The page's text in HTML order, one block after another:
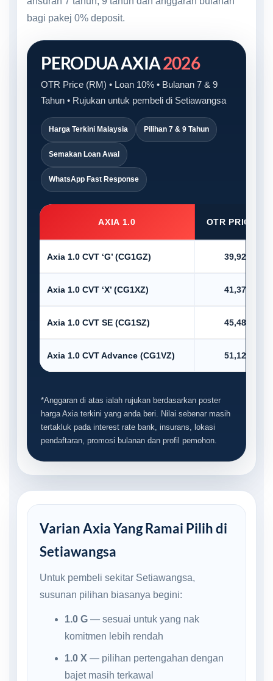
bagi pakej 0% deposit.
PERODUA AXIA2026
OTR Price (RM) • Loan 10% • Bulanan 7 & 9
Tahun • Rujukan untuk pembeli di Setiawangsa
Harga Terkini Malaysia Pilihan 7 & 9 Tahun
Semakan Loan Awal
WhatsApp Fast Response
AXIA 1.0 OTR PRICE
Axia 1.0 CVT ‘G’ (CG1GZ) 39,920.00
Axia 1.0 CVT ‘X’ (CG1XZ) 41,375.00
Axia 1.0 CVT SE (CG1SZ) 45,485.00
Axia 1.0 CVT Advance (CG1VZ) 51,123.00
*Anggaran di atas ialah rujukan berdasarkan poster
harga Axia terkini yang anda beri. Nilai sebenar masih
tertakluk pada interest rate bank, insurans, lokasi
pendaftaran, promosi bulanan dan profil pemohon.
Varian Axia Yang Ramai Pilih di
Setiawangsa
Untuk pembeli sekitar Setiawangsa,
susunan pilihan biasanya begini:
1.0 G— sesuai untuk yang nak
komitmen lebih rendah
1.0 X — pilihan pertengahan dengan
bajet masih terkawal